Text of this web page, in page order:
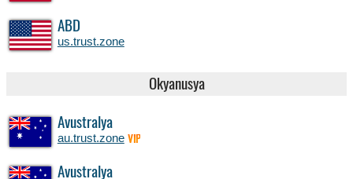
ABD
us.trust.zone
Okyanusya
Avustralya
au.trust.zone VIP
Avustralya